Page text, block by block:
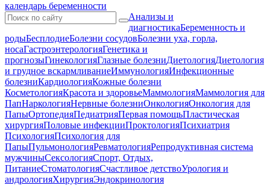
календарь беременности
Анализы и
диагностикаБеременность и
родыБесплодиеБолезни сосудовБолезни уха, горла,
носаГастроэнтерологияГенетика и
прогнозыГинекологияГлазные болезниДиетологияДиетология
и грудное вскармливаниеИммунологияИнфекционные
болезниКардиологияКожные болезни
КосметологияКрасота и здоровьеМаммологияМаммология для
ПапНаркологияНервные болезниОнкологияОнкология для
ПапыОртопедияПедиатрияПервая помощьПластическая
хирургияПоловые инфекцииПроктологияПсихиатрия
ПсихологияПсихология для
ПапыПульмонологияРевматологияРепродуктивная система
мужчиныСексологияСпорт, Отдых,
ПитаниеСтоматологияСчастливое детствоУрология и
андрологияХирургияЭндокринология